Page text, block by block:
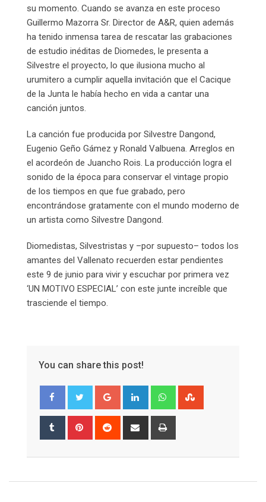
su momento. Cuando se avanza en este proceso
Guillermo Mazorra Sr. Director de A&R, quien además
ha tenido inmensa tarea de rescatar las grabaciones
de estudio inéditas de Diomedes, le presenta a
Silvestre el proyecto, lo que ilusiona mucho al
urumitero a cumplir aquella invitación que el Cacique
de la Junta le había hecho en vida a cantar una
canción juntos.
La canción fue producida por Silvestre Dangond,
Eugenio Geño Gámez y Ronald Valbuena. Arreglos en
el acordeón de Juancho Rois. La producción logra el
sonido de la época para conservar el vintage propio
de los tiempos en que fue grabado, pero
encontrándose gratamente con el mundo moderno de
un artista como Silvestre Dangond.
Diomedistas, Silvestristas y –por supuesto– todos los
amantes del Vallenato recuerden estar pendientes
este 9 de junio para vivir y escuchar por primera vez
‘UN MOTIVO ESPECIAL’ con este junte increíble que
trasciende el tiempo.
You can share this post!
Google+ LinkedIn Whatsapp
Tumblr Pinterest Reddit
Share